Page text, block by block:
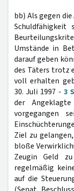
bb) Als gegen
Schuldfähigkeit
Umstände in
darauf geben
des Täters trotz
voll erhalten
30. Juli 1997 - 3
der
vorgegangen
Ziel zu
bloße
Zeugin Geld
regelmäßig
auf die